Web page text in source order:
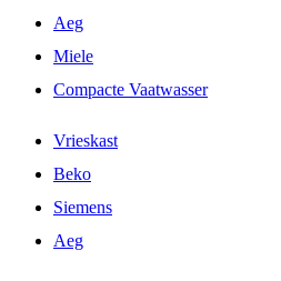
Aeg
Miele
Compacte Vaatwasser
Vrieskast
Beko
Siemens
Aeg